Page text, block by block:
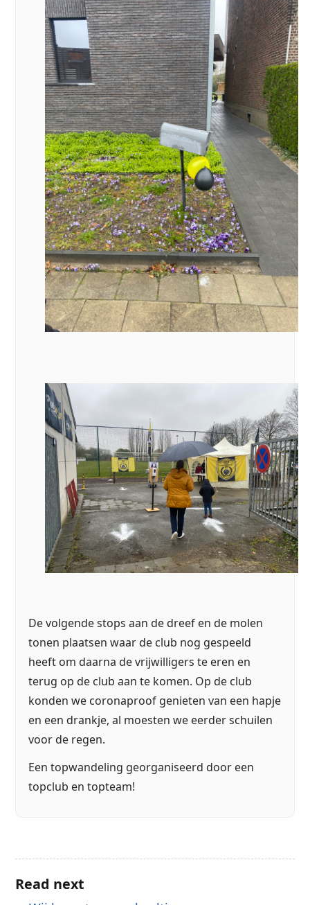
De volgende stops aan de dreef en de molen
tonen plaatsen waar de club nog gespeeld
heeft om daarna de vrijwilligers te eren en
terug op de club aan te komen. Op de club
konden we coronaproof genieten van een hapje
en een drankje, al moesten we eerder schuilen
voor de regen.
Een topwandeling georganiseerd door een
topclub en topteam!
Read next